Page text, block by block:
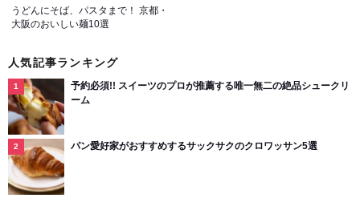
うどんにそば、パスタまで！ 京都・
大阪のおいしい麺10選
人気記事ランキング
予約必須!! スイーツのプロが推薦する唯一無二の絶品シュークリ
ーム
パン愛好家がおすすめするサックサクのクロワッサン5選